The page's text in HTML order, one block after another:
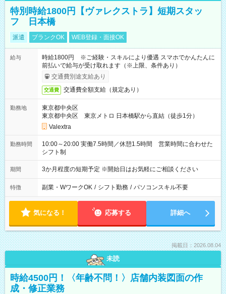
特別時給1800円【ヴァレクストラ】短期スタッ
フ 日本橋
派遣 ブランクOK WEB登録・面接OK
給与
時給1800円 ※ご経験・スキルにより優遇 スマホでかんたんに
前払いで給与が受け取れます（※上限、条件あり）
交通費別途支給あり
交通費 交通費全額支給（規定あり）
勤務地
東京都中央区
東京都中央区 東京メトロ 日本橋駅から直結（徒歩1分）
Valextra
勤務時間
10:00～20:00 実働7.5時間／休憩1.5時間 営業時間に合わせた
シフト制
期間 3か月程度の短期予定 ※開始日はお気軽にご相談ください
特徴 副業・WワークOK / シフト勤務 / パソコンスキル不要
気になる！ 応募する 詳細へ
掲載日：2026.08.04
未読
時給4500円！〈年齢不問！〉店舗内装図面の作
成・修正業務